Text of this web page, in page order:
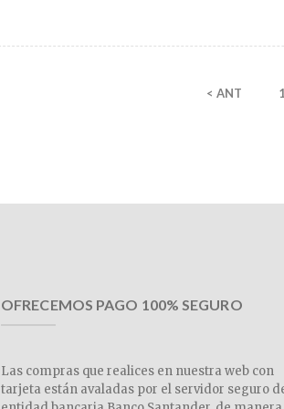
< ANT 1
OFRECEMOS PAGO 100% SEGURO
Las compras que realices en nuestra web con
tarjeta están avaladas por el servidor seguro